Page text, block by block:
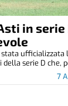
in serie
7
stata ufficializzata
serie D che,